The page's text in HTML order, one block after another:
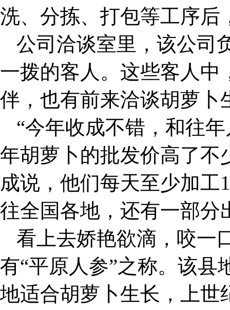
洗、分拣、打包等工序后
公司洽谈室里，该公司
一拨的客人。这些客人中
伴，也有前来洽谈胡萝卜
“今年收成不错，和往
年胡萝卜的批发价高了不
成说，他们每天至少加工
往全国各地，还有一部分
看上去娇艳欲滴，咬一
有“平原人参”之称。该县
地适合胡萝卜生长，上世